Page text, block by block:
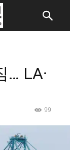
… LA·
99